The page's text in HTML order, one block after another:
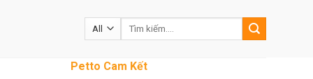
Tìm
Petto Cam Kết